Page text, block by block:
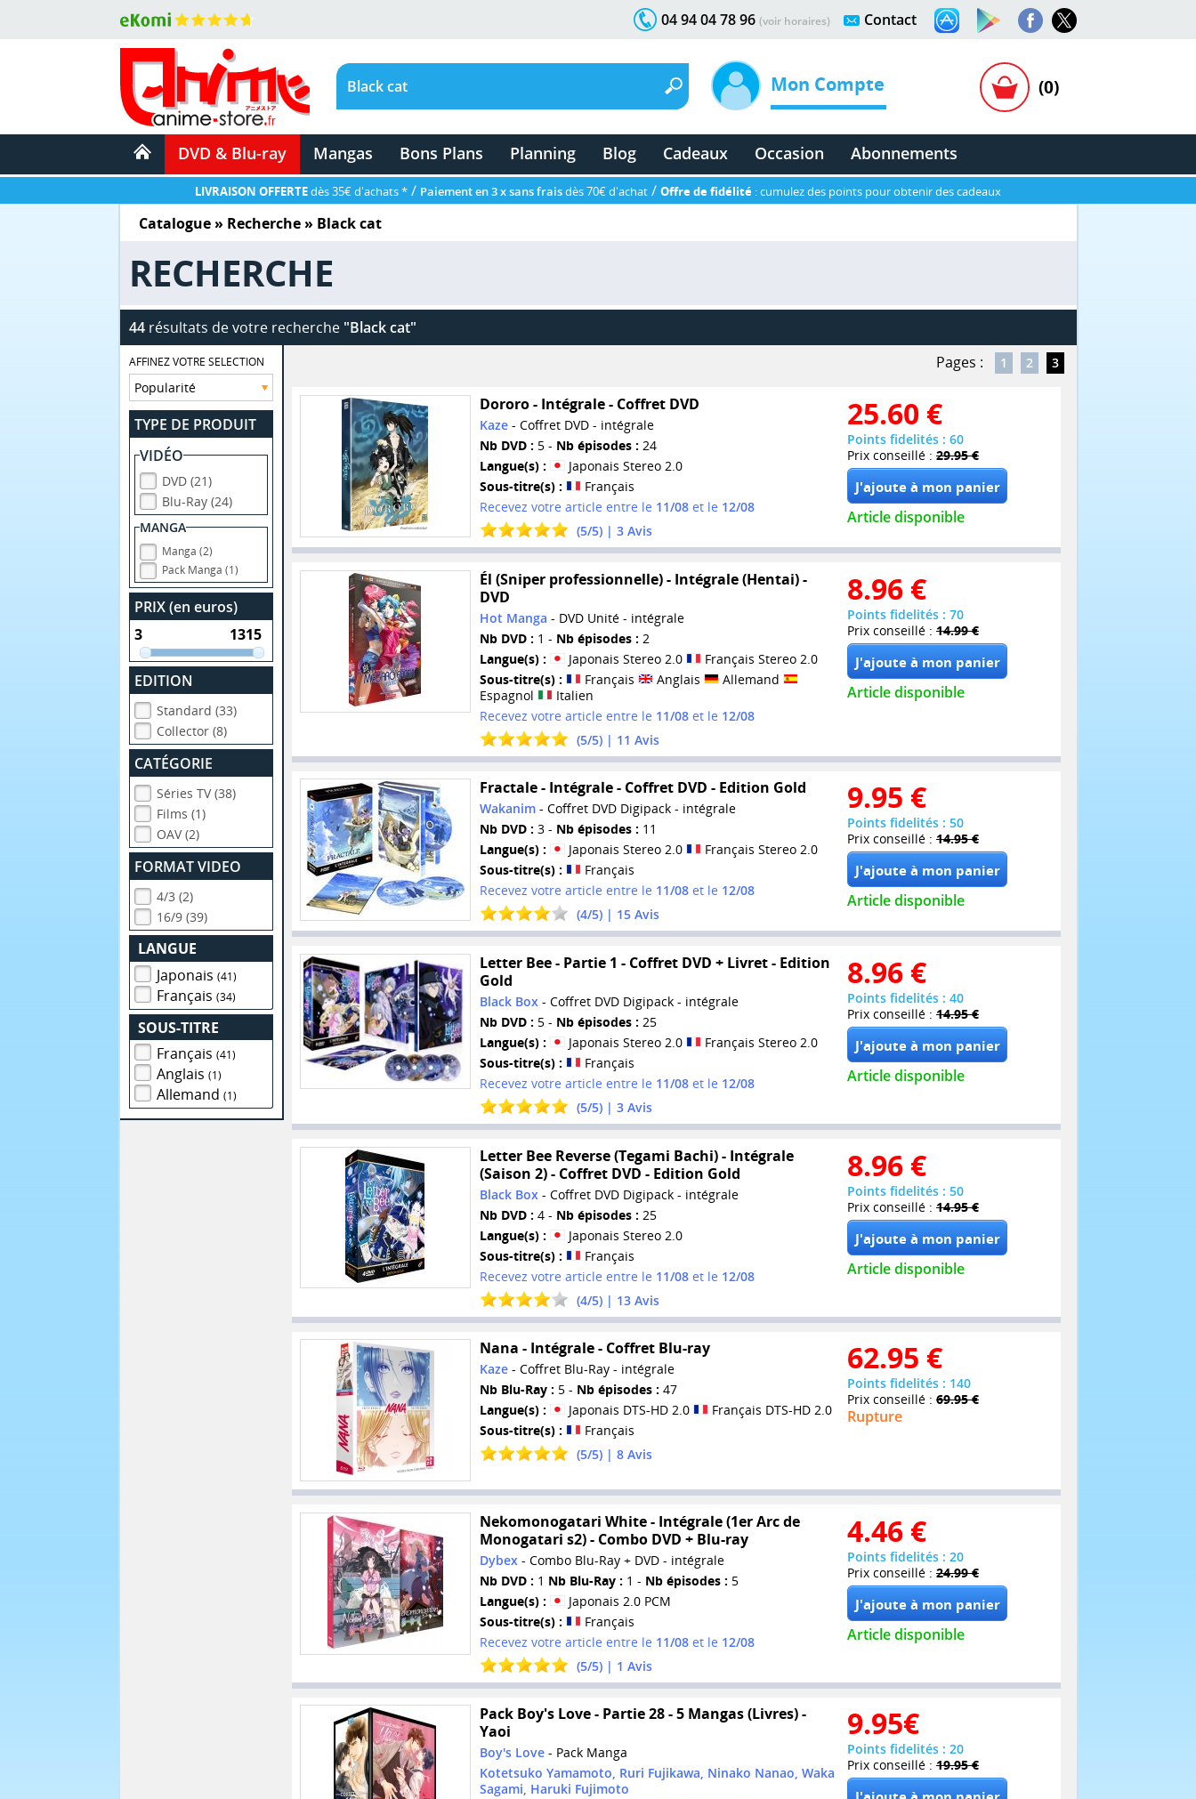
Contact
04 94 04 78 96 (voir horaires)
Mon Compte (0)
DVD & Blu-ray Mangas Bons Plans Planning Blog Cadeaux Occasion Abonnements
LIVRAISON OFFERTEdès 35€ d'achats * / Paiement en 3 x sans fraisdès 70€ d'achat / Offre de fidélité : cumulez des points pour obtenir des cadeaux
Catalogue» Recherche » Black cat
RECHERCHE
44résultats de votre recherche "Black cat"
AFFINEZ VOTRE SELECTION
TYPE DE PRODUIT
VIDÉO
DVD (21)
Blu-Ray (24)
MANGA
Manga (2)
Pack Manga (1)
PRIX (en euros)
EDITION
Standard (33)
Collector (8)
CATÉGORIE
Séries TV (38)
Films (1)
OAV (2)
FORMAT VIDEO
4/3 (2)
16/9 (39)
LANGUE
Japonais(41)
Français(34)
SOUS-TITRE
Français(41)
Anglais(1)
Allemand(1)
Pages : 1 2 3
Dororo - Intégrale - Coffret DVD
Kaze- Coffret DVD - intégrale
Nb DVD : 5 - Nb épisodes : 24
Langue(s) :
Japonais Stereo 2.0
Sous-titre(s) :
Français
Recevez votre article entre le 11/08et le 12/08
(5/5) | 3Avis
25.60 €
Points fidelités : 60
Prix conseillé : 29.95 €
Article disponible
Él (Sniper professionnelle) - Intégrale (Hentai) -
DVD
Hot Manga - DVD Unité - intégrale
Nb DVD : 1 - Nb épisodes : 2
Langue(s) :
Japonais Stereo 2.0
Français Stereo 2.0
Sous-titre(s) :
Français Anglais
Allemand
Espagnol
Italien
Recevez votre article entre le 11/08et le 12/08
(5/5) | 11 Avis
8.96 €
Points fidelités : 70
Prix conseillé : 14.99 €
Article disponible
Fractale - Intégrale - Coffret DVD - Edition Gold
Wakanim- Coffret DVD Digipack - intégrale
Nb DVD : 3 - Nb épisodes : 11
Langue(s) :
Japonais Stereo 2.0
Français Stereo 2.0
Sous-titre(s) :
Français
Recevez votre article entre le 11/08et le 12/08
(4/5) | 15Avis
9.95 €
Points fidelités : 50
Prix conseillé : 14.95 €
Article disponible
Letter Bee - Partie 1 - Coffret DVD + Livret - Edition
Gold
Black Box- Coffret DVD Digipack - intégrale
Nb DVD : 5 - Nb épisodes : 25
Langue(s) :
Japonais Stereo 2.0
Français Stereo 2.0
Sous-titre(s) :
Français
Recevez votre article entre le 11/08et le 12/08
(5/5) | 3Avis
8.96 €
Points fidelités : 40
Prix conseillé : 14.95 €
Article disponible
Letter Bee Reverse (Tegami Bachi) - Intégrale
(Saison 2) - Coffret DVD - Edition Gold
Black Box - Coffret DVD Digipack - intégrale
Nb DVD : 4 - Nb épisodes : 25
Langue(s) :
Japonais Stereo 2.0
Sous-titre(s) :
Français
Recevez votre article entre le 11/08et le 12/08
(4/5) | 13Avis
8.96 €
Points fidelités : 50
Prix conseillé : 14.95 €
Article disponible
Nana - Intégrale - Coffret Blu-ray
Kaze- Coffret Blu-Ray - intégrale
Nb Blu-Ray : 5 - Nb épisodes : 47
Langue(s) :
Japonais DTS-HD 2.0
Français DTS-HD 2.0
Sous-titre(s) :
Français
(5/5) | 8Avis
62.95 €
Points fidelités : 140
Prix conseillé : 69.95 €
Rupture
Nekomonogatari White - Intégrale (1er Arc de
Monogatari s2) - Combo DVD + Blu-ray
Dybex - Combo Blu-Ray + DVD - intégrale
Nb DVD : 1 Nb Blu-Ray : 1 - Nb épisodes : 5
Langue(s) :
Japonais 2.0 PCM
Sous-titre(s) :
Français
Recevez votre article entre le 11/08et le 12/08
(5/5) | 1 Avis
4.46 €
Points fidelités : 20
Prix conseillé : 24.99 €
Article disponible
Pack Boy's Love - Partie 28 - 5 Mangas (Livres) -
Yaoi
Boy's Love- Pack Manga
Kotetsuko Yamamoto, Ruri Fujikawa, Ninako Nanao, Waka
Sagami, Haruki Fujimoto
9.95€
Points fidelités : 20
Prix conseillé : 19.95 €